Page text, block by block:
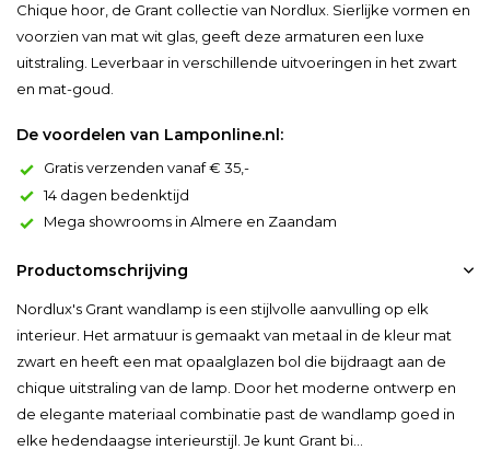
Chique hoor, de Grant collectie van Nordlux. Sierlijke vormen en
voorzien van mat wit glas, geeft deze armaturen een luxe
uitstraling. Leverbaar in verschillende uitvoeringen in het zwart
en mat-goud.
De voordelen van Lamponline.nl:
Gratis verzenden vanaf € 35,-
14 dagen bedenktijd
Mega showrooms in Almere en Zaandam
Productomschrijving
Nordlux's Grant wandlamp is een stijlvolle aanvulling op elk
interieur. Het armatuur is gemaakt van metaal in de kleur mat
zwart en heeft een mat opaalglazen bol die bijdraagt aan de
chique uitstraling van de lamp. Door het moderne ontwerp en
de elegante materiaal combinatie past de wandlamp goed in
elke hedendaagse interieurstijl. Je kunt Grant bi...